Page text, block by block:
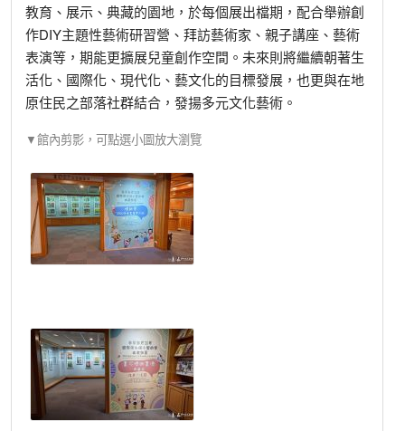
教育、展示、典藏的園地，於每個展出檔期，配合舉辦創
作DIY主題性藝術研習營、拜訪藝術家、親子講座、藝術
表演等，期能更擴展兒童創作空間。未來則將繼續朝著生
活化、國際化、現代化、藝文化的目標發展，也更與在地
原住民之部落社群結合，發揚多元文化藝術。
▼館內剪影，可點選小圖放大瀏覽